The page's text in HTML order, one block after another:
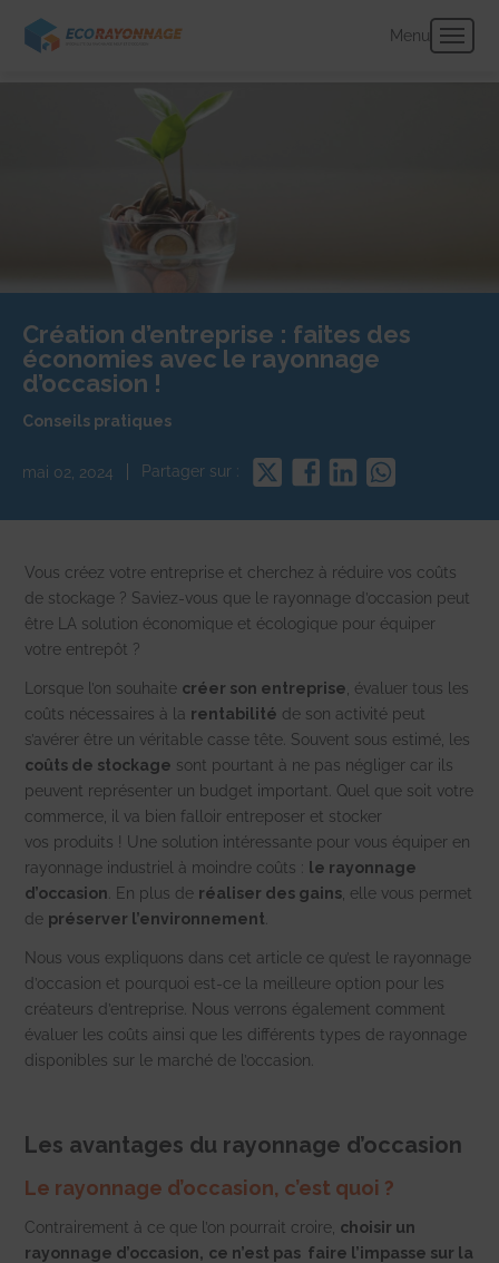
Menu
Création d’entreprise : faites des
économies avec le rayonnage
d’occasion !
Conseils pratiques
mai 02, 2024 Partager sur :
Partager
sur
Partager
sur
Partager
sur
Partager
sur
Vous créez votre entreprise et cherchez à réduire vos coûts
de stockage ? Saviez-vous que le rayonnage d’occasion peut
être LA solution économique et écologique pour équiper
votre entrepôt ?
Lorsque l’on souhaite créer son entreprise , évaluer tous les
coûts nécessaires à la rentabilité de son activité peut
s’avérer être un véritable casse tête. Souvent sous estimé, les
coûts de stockage sont pourtant à ne pas négliger car ils
peuvent représenter un budget important. Quel que soit votre
commerce, il va bien falloir entreposer et stocker
vos produits ! Une solution intéressante pour vous équiper en
rayonnage industriel à moindre coûts : le rayonnage
d’occasion
En plus de réaliser des gains , elle vous permet
de préserver l’environnement
Nous vous expliquons dans cet article ce qu’est le rayonnage
d’occasion et pourquoi est-ce la meilleure option pour les
créateurs d’entreprise. Nous verrons également comment
évaluer les coûts ainsi que les différents types de rayonnage
disponibles sur le marché de l’occasion.
Les avantages du rayonnage d’occasion
Le rayonnage d’occasion, c’est quoi ?
Contrairement à ce que l’on pourrait croire, choisir un
rayonnage d’occasion, ce n’est pas faire l’impasse sur la